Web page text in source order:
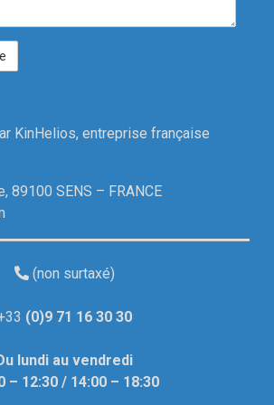
KinHelios, entreprise française
89100 SENS – FRANCE
(non surtaxé)
(0)9 71 16 30 30
lundi au vendredi
– 12:30 / 14:00 – 18:30